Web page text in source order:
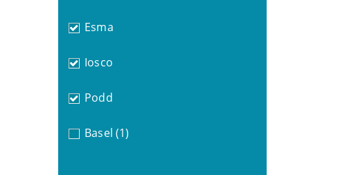
Esma
Iosco
Podd
Basel (1)